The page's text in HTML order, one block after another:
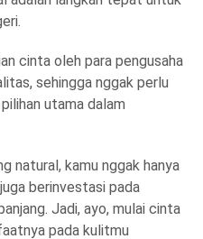
cinta oleh para pengusaha
sehingga nggak perlu
utama dalam
natural, kamu nggak hanya
berinvestasi pada
Jadi, ayo, mulai cinta
pada kulitmu